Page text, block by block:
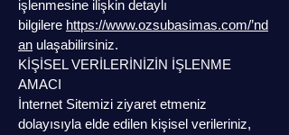
işlenmesine ilişkin detaylı
bilgilere https://www.ozsubasimas.com/’nd
an ulaşabilirsiniz.
KİŞİSEL VERİLERİNİZİN İŞLENME
AMACI
İnternet Sitemizi ziyaret etmeniz
dolayısıyla elde edilen kişisel verileriniz,